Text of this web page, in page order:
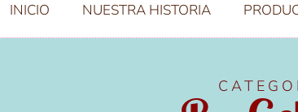
INICIO NUESTRA HISTORIA